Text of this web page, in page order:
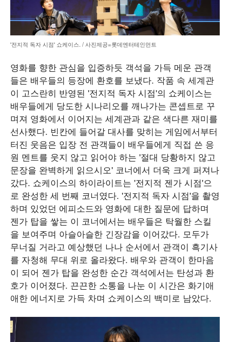
'전지적 독자 시점' 쇼케이스. / 사진제공=롯데엔터테인먼트
영화를 향한 관심을 입증하듯 객석을 가득 메운 관객
들은 배우들의 등장에 환호를 보냈다. 작품 속 세계관
이 고스란히 반영된 '전지적 독자 시점'의 쇼케이스는
배우들에게 당도한 시나리오를 깨나가는 콘셉트로 꾸
며져 영화에서 이어지는 세계관과 같은 색다른 재미를
선사했다. 빈칸에 들어갈 대사를 맞히는 게임에서부터
터진 웃음은 입장 전 관객들이 배우들에게 직접 쓴 응
원 멘트를 웃지 않고 읽어야 하는 '절대 당황하지 않고
문장을 완벽하게 읽으시오' 코너에서 더욱 크게 퍼져나
갔다. 쇼케이스의 하이라이트는 '전지적 젠가 시점'으
로 완성한 세 번째 코너였다. '전지적 독자 시점'을 촬영
하며 있었던 에피소드와 영화에 대한 질문에 답하며
젠가 탑을 쌓는 이 코너에서는 배우들은 탁월한 스킬
을 보여주며 아슬아슬한 긴장감을 이어갔다. 모두가
무너질 거라고 예상했던 나나 순서에서 관객이 흑기사
를 자청해 무대 위로 올라왔다. 배우와 관객이 한마음
이 되어 젠가 탑을 완성한 순간 객석에서는 탄성과 환
호가 이어졌다. 끈끈한 소통을 나눈 이 시간은 화기애
애한 에너지로 가득 차며 쇼케이스의 백미로 남았다.